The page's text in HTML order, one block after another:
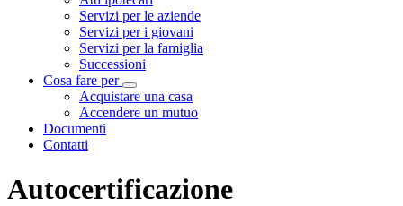
Servizi per le aziende
Servizi per i giovani
Servizi per la famiglia
Successioni
Cosa fare per
Visualizza menù di secondo livello
Acquistare una casa
Accendere un mutuo
Documenti
Contatti
Autocertificazione